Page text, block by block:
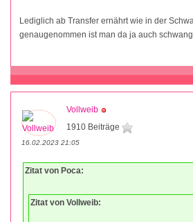
Lediglich ab Transfer ernährt wie in der
genaugenommen ist man da ja auch
Vollweib
1910 Beiträge
16.02.2023 21:05
Zitat von Poca:
Zitat von Vollweib: